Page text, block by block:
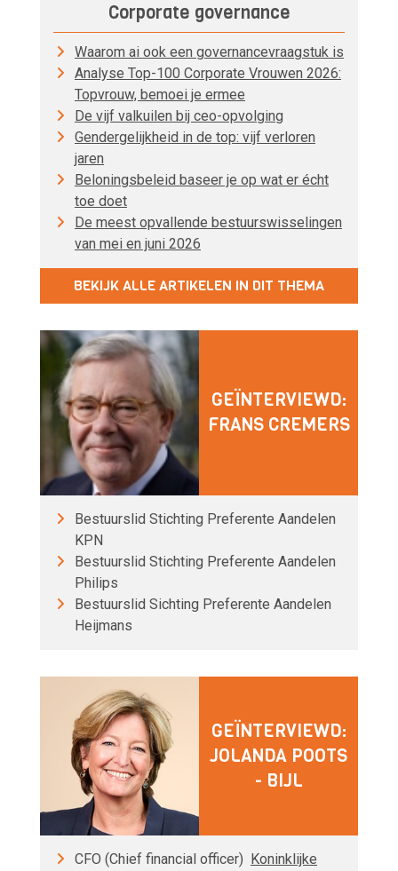
Corporate governance
Waarom ai ook een governancevraagstuk is
Analyse Top-100 Corporate Vrouwen 2026:
Topvrouw, bemoei je ermee
De vijf valkuilen bij ceo-opvolging
Gendergelijkheid in de top: vijf verloren
jaren
Beloningsbeleid baseer je op wat er écht
toe doet
De meest opvallende bestuurswisselingen
van mei en juni 2026
BEKIJK ALLE ARTIKELEN IN DIT THEMA
GEÏNTERVIEWD:
FRANS CREMERS
Bestuurslid Stichting Preferente Aandelen
KPN
Bestuurslid Stichting Preferente Aandelen
Philips
Bestuurslid Sichting Preferente Aandelen
Heijmans
GEÏNTERVIEWD:
JOLANDA POOTS
- BIJL
CFO (Chief financial officer)
Koninklijke